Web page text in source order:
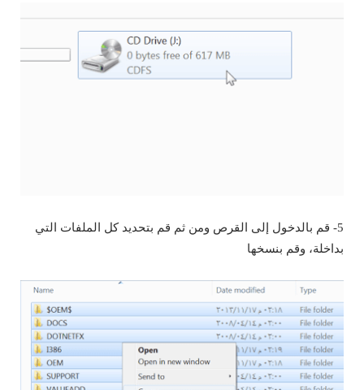
5- قم بالدخول إلى القرص ومن ثم قم بتحديد كل الملفات التي
بداخلة، وقم بنسخها